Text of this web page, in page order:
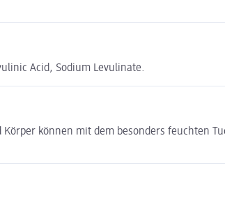
Acid, Sodium Levulinate.
können mit dem besonders feuchten